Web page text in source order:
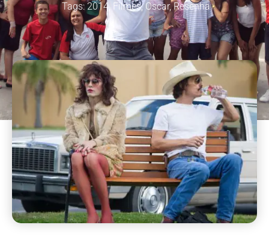
Tags: 2014, Filmes,Oscar,Resenha